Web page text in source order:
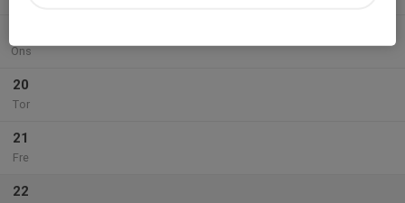
Ons
20
Tor
21
Fre
22